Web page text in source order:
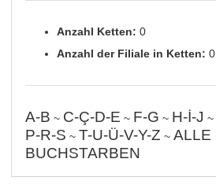
Anzahl Ketten: 0
Anzahl der Filiale in Ketten: 0
A-B ~ C-Ç-D-E ~ F-G ~ H-İ-J ~
P-R-S ~ T-U-Ü-V-Y-Z ~ALLE
BUCHSTARBEN